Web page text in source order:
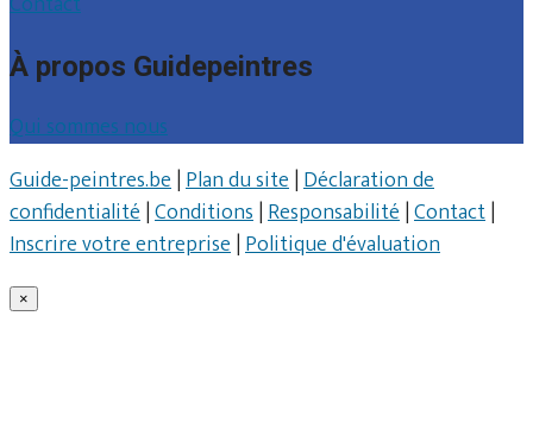
À propos Guidepeintres
Qui sommes nous
Guide-peintres.be|Plan du site|Déclaration de
confidentialité|Conditions|Responsabilité|Contact|
Inscrire votre entreprise|Politique d'évaluation
×